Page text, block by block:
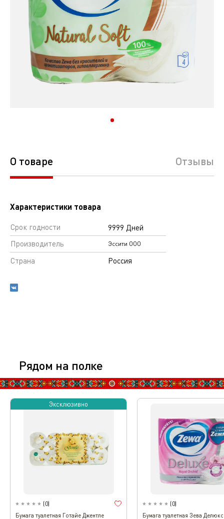
О товаре Отзывы
Характеристики товара
Срок годности
9999 Дней
Производитель
Эссити ООО
Страна Россия
Рядом на полке
Эксклюзивно
(0)
Бумага туалетная Готайе Джентле
(0)
Бумага туалетная Зева